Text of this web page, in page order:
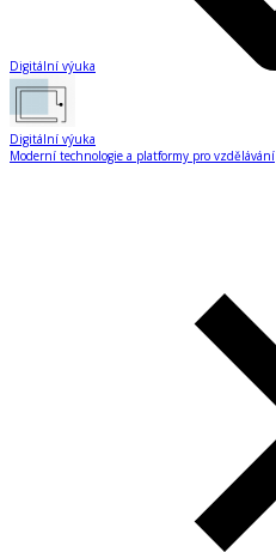
Digitální výuka
Digitální výuka
Moderní technologie a platformy pro vzdělávání